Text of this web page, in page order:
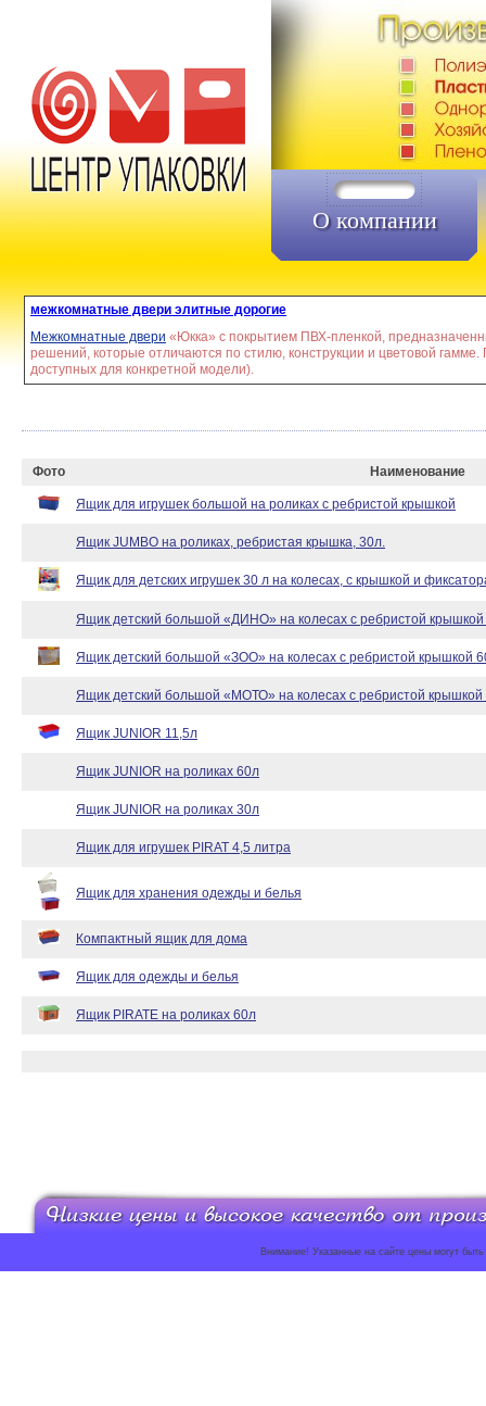
О компании
межкомнатные двери элитные дорогие
Межкомнатные двери «Юкка» с покрытием ПВХ-пленкой,
решений, которые отличаются по стилю, конструкции и цветовой
доступных для конкретной модели).
Фото Наименование
Ящик для игрушек большой на роликах с ребристой крышкой
Ящик JUMBO на роликах, ребристая крышка, 30л.
Ящик для детских игрушек 30 л на колесах, с крышкой и
Ящик детский большой «ДИНО» на колесах с ребристой крышкой
Ящик детский большой «ЗОО» на колесах с ребристой крышкой
Ящик детский большой «МОТО» на колесах с ребристой крышкой
Ящик JUNIOR 11,5л
Ящик JUNIOR на роликах 60л
Ящик JUNIOR на роликах 30л
Ящик для игрушек PIRAT 4,5 литра
Ящик для хранения одежды и белья
Компактный ящик для дома
Ящик для одежды и белья
Ящик PIRATE на роликах 60л
Внимание! Указанные на сайте цены могут